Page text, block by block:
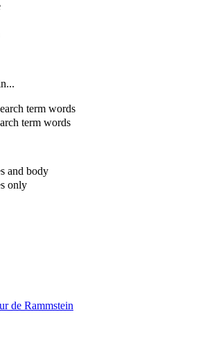
term words
term words
and body
only
de Rammstein